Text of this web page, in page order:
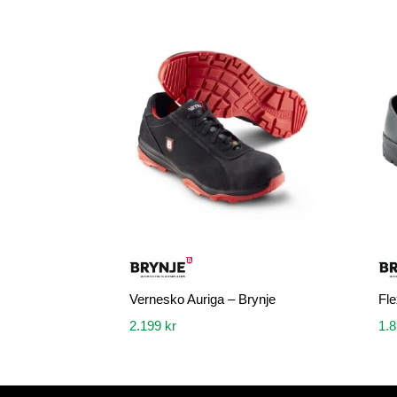
Vernesko Auriga – Brynje
2.199 kr
produktet